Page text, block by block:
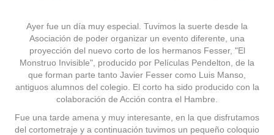
Ayer fue un día muy especial. Tuvimos la suerte desde la
Asociación de poder organizar un evento diferente, una
proyección del nuevo corto de los hermanos Fesser, "El
Monstruo Invisible", producido por Películas Pendelton, de la
que forman parte tanto Javier Fesser como Luis Manso,
antiguos alumnos del colegio. El corto ha sido producido con la
colaboración de Acción contra el Hambre.
Fue una tarde amena y muy interesante, en la que disfrutamos
del cortometraje y a continuación tuvimos un pequeño coloquio